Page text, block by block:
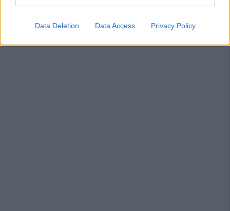
Data Deletion Data Access Privacy Policy